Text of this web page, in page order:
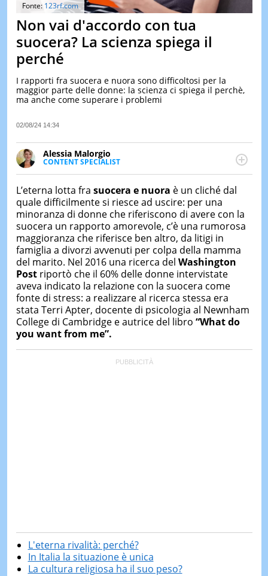
TEST
DI
DI
IERI
Fonte: 123rf.com
Non vai d'accordo con tua
suocera? La scienza spiega il
perché
I rapporti fra suocera e nuora sono difficoltosi per la
maggior parte delle donne: la scienza ci spiega il perchè,
ma anche come superare i problemi
02/08/24 14:34
Alessia Malorgio
CONTENT SPECIALIST
Ha conseguito un Master in Marketing Management
occupa della creazione di contenuti in ottica SEO e
dello sviluppo di strategie marketing attraverso
canali digitali.
L’eterna lotta fra suocera e nuora è un cliché dal
quale difficilmente si riesce ad uscire: per una
minoranza di donne che riferiscono di avere con la
suocera un rapporto amorevole, c’è una rumorosa
maggioranza che riferisce ben altro, da litigi in
famiglia a divorzi avvenuti per colpa della mamma
del marito. Nel 2016 una ricerca del Washington
Postriportò che il 60% delle donne intervistate
aveva indicato la relazione con la suocera come
fonte di stress: a realizzare al ricerca stessa era
stata Terri Apter, docente di psicologia al Newnham
College di Cambridge e autrice del libro “What do
you want from me”.
L'eterna rivalità: perché?
In Italia la situazione è unica
La cultura religiosa ha il suo peso?